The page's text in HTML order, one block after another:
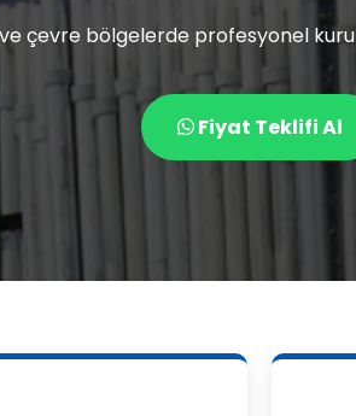
çevre bölgelerde profesyonel
Fiyat Teklifi Al